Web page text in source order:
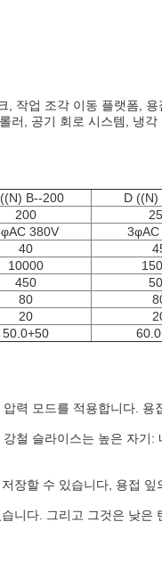
작업 조각 이동 플랫폼,
러, 공기 회로 시스템, 냉
B--200
D ((N)
200
380V
3φAC
40
10000
450
80
20
50.0+50
력 모드를 적용합니다. 용
철 슬라이스는 높은 자기
장할 수 있습니다, 용접 잎
니다. 그리고 그것은 낮은